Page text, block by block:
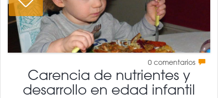
0 comentarios
Carencia de nutrientes y
desarrollo en edad infantil